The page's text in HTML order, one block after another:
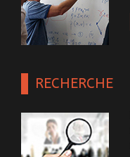
RECHERCHE